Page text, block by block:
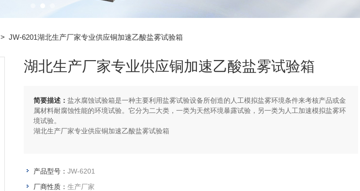
> JW-6201湖北生产厂家专业供应铜加速乙酸盐雾试验箱
湖北生产厂家专业供应铜加速乙酸盐雾试验箱
简要描述： 盐水腐蚀试验箱是一种主要利用盐雾试验设备所创造的人工模拟盐雾环境条件来考核产品或金
属材料耐腐蚀性能的环境试验。它分为二大类，一类为天然环境暴露试验，另一类为人工加速模拟盐雾环
境试验。
湖北生产厂家专业供应铜加速乙酸盐雾试验箱
产品型号： JW-6201
厂商性质： 生产厂家